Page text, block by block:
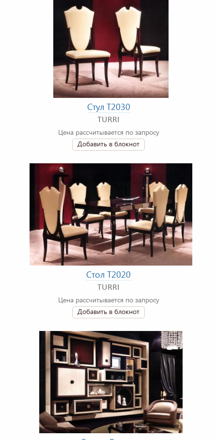
Стул T2030
TURRI
Цена рассчитывается по запросу
Добавить в блокнот
Стол T2020
TURRI
Цена рассчитывается по запросу
Добавить в блокнот